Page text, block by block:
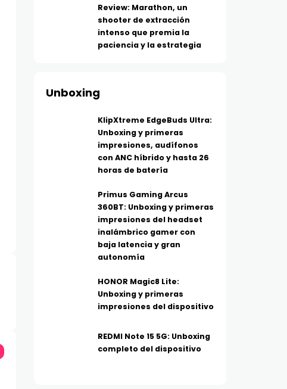
Review: Marathon, un
shooter de extracción
intenso que premia la
paciencia y la estrategia
Unboxing
KlipXtreme EdgeBuds Ultra:
Unboxing y primeras
impresiones, audífonos
con ANC híbrido y hasta 26
horas de batería
Primus Gaming Arcus
360BT: Unboxing y primeras
impresiones del headset
inalámbrico gamer con
baja latencia y gran
autonomía
HONOR Magic8 Lite:
Unboxing y primeras
impresiones del dispositivo
REDMI Note 15 5G: Unboxing
completo del dispositivo